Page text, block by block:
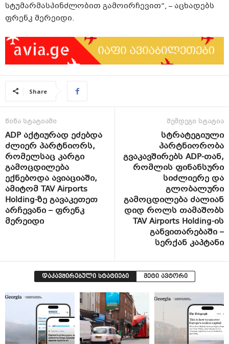
სტუმარმასპინძლობით გამოირჩევით“, – აცხადებს
ფრენკ მერეიდი.
Share
წინა სტატიაში
ADP აქტიურად ეძებდა
ძლიერ პარტნიორს,
რომელსაც კარგი
გამოცდილება
ექნებოდა ავიაციაში,
ამიტომ TAV Airports
Holding-ზე გავაკეთეთ
არჩევანი – ფრენკ
მერეიდი
შემდეგი სტატია
სტრატეგიული
პარტნიორობა
გვაკავშირებს ADP-თან,
რომლის ფინანსური
სიძლიერე და
გლობალური
გამოცდილება ძალიან
დიდ როლს თამაშობს
TAV Airports Holding-ის
განვითარებაში –
სერქან კაპტანი
დაკავშირებული სტატიები მეტი ავტორი